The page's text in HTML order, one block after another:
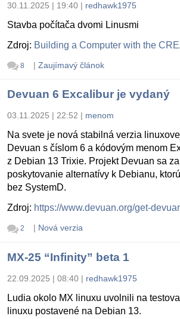
30.11.2025 | 19:40 | redhawk1975
Stavba počítača dvomi Linusmi
Zdroj: Building a Computer with the
8 | Zaujímavý článok
Devuan 6 Excalibur je vydaný
03.11.2025 | 22:52 | menom
Na svete je nová stabilná verzia
Devuan s číslom 6 a kódovým menom
z Debian 13 Trixie. Projekt Devuan sa
poskytovanie alternatívy k Debianu,
bez SystemD.
Zdroj: https://www.devuan.org/get-
2 | Nová verzia
MX-25 “Infinity” beta 1
22.09.2025 | 08:40 | redhawk1975
Ludia okolo MX linuxu uvolnili na
linuxu postavené na Debian 13.